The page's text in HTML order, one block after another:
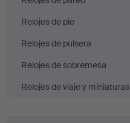
Bohuslän
Relojes de pie
Relojes de pulsera
Relojes de sobremesa
Relojes de viaje y miniaturas